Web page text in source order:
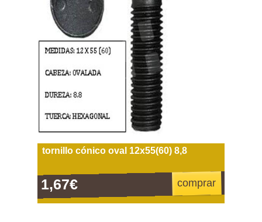
tornillo cónico oval 12x55(60) 8,8
1,67€ comprar